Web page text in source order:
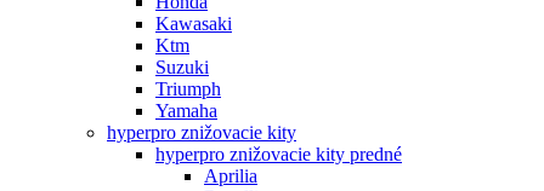
Kawasaki
Ktm
Suzuki
Triumph
Yamaha
hyperpro znižovacie kity
hyperpro znižovacie kity predné
Aprilia